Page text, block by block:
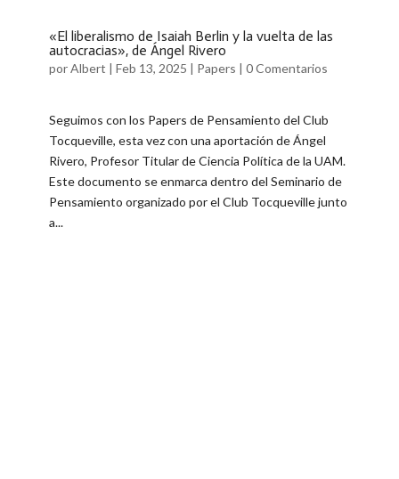
«El liberalismo de Isaiah Berlin y la vuelta de las
autocracias», de Ángel Rivero
porAlbert | Feb 13, 2025 | Papers | 0 Comentarios
Seguimos con los Papers de Pensamiento del Club
Tocqueville, esta vez con una aportación de Ángel
Rivero, Profesor Titular de Ciencia Política de la UAM.
Este documento se enmarca dentro del Seminario de
Pensamiento organizado por el Club Tocqueville junto
a...